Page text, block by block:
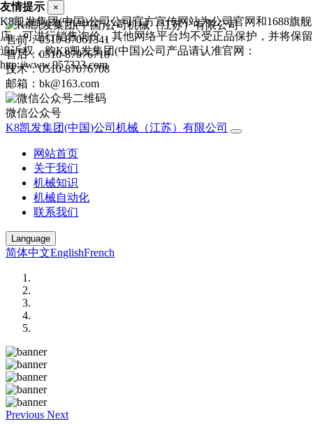
售前：0510-87061341
售后：0510-87076718
技术：0510-87076708
邮箱：bk@163.com
微信公众号
K8凯发集团(中国)公司机械（江苏）有限公司
网站首页
关于我们
机械知识
机械自动化
联系我们
Language
简体中文EnglishFrench
Previous Next
友情提示 ×
K8凯发集团(中国)公司公司官方宣传网站为公司官网和1688旗舰
店，可进行销售询价，其他网络平台均不受正品保护，并将保留
追诉权，购K8凯发集团(中国)公司产品请认准官网：
http://www.957323.com